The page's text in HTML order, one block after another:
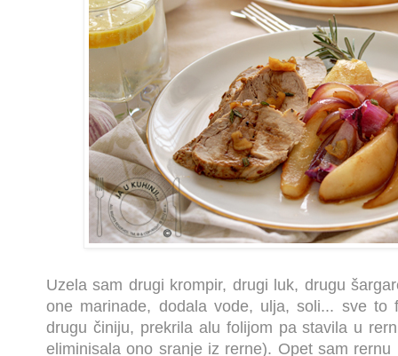
Uzela sam drugi krompir, drugi luk, drugu
one marinade, dodala vode, ulja, soli... sve to
drugu činiju, prekrila alu folijom pa stavila u
eliminisala ono sranje iz rerne). Opet sam